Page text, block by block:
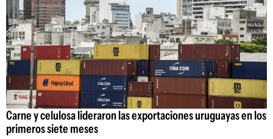
Carne y celulosa lideraron las exportaciones uruguayas en los
primeros siete meses